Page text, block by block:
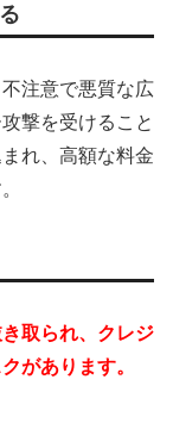
注意で悪質な広
撃を受けること
れ、高額な料金
取られ、クレジ
があります。